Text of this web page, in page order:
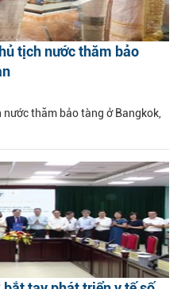
tịch nước thăm bảo
thăm bảo tàng ở Bangkok,